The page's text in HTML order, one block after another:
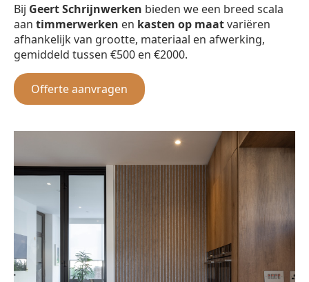
Bij Geert Schrijnwerken bieden we een breed scala
aan timmerwerken en kasten op maatvariëren
afhankelijk van grootte, materiaal en afwerking,
gemiddeld tussen €500 en €2000.
Offerte aanvragen